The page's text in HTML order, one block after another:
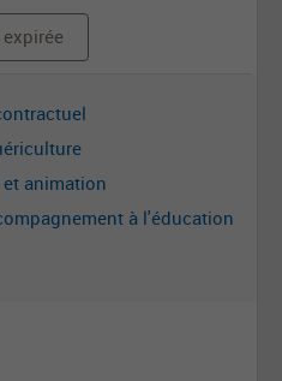
animation
à l'éducation